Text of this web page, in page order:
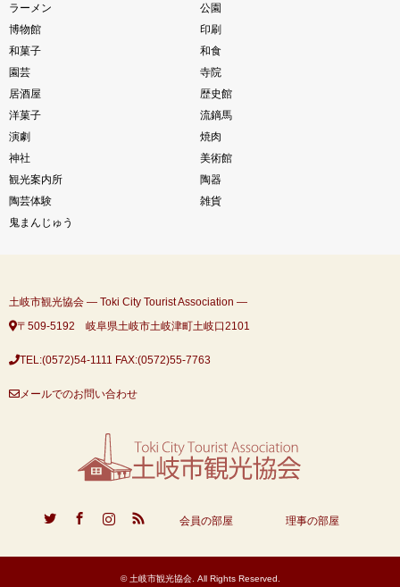
ラーメン
公園
博物館
印刷
和菓子
和食
園芸
寺院
居酒屋
歴史館
洋菓子
流鏑馬
演劇
焼肉
神社
美術館
観光案内所
陶器
陶芸体験
雑貨
鬼まんじゅう
土岐市観光協会 ― Toki City Tourist Association ―
〒509-5192 岐阜県土岐市土岐津町土岐口2101
TEL:(0572)54-1111 FAX:(0572)55-7763
メールでのお問い合わせ
RSS 会員の部屋 理事の部屋
© 土岐市観光協会. All Rights Reserved.